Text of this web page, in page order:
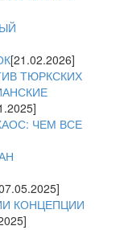
[21.02.2026]
ТЮРКСКИХ
ЧЕМ ВСЕ
КОНЦЕПЦИИ